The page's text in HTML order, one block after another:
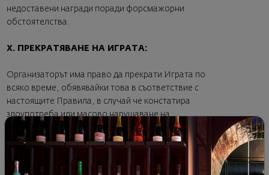
недоставени награди поради форсмажорни
обстоятелства.
X. ПРЕКРАТЯВАНЕ НА ИГРАТА:
Организаторът има право да прекрати Играта по
всяко време, обявявайки това в съответствие с
настоящите Правила, в случай че констатира
злоупотреба или масово нарушаване на
Правилата, при възникване на форсмажорни
обстоятелства или по други обективни причини.
Ще бъдат дисквалифицирани участници, които не
отговарят на условията за участие в Играта, както